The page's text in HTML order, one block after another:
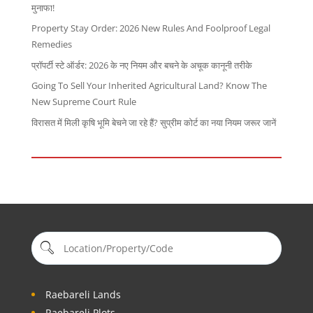
मुनाफा!
Property Stay Order: 2026 New Rules And Foolproof Legal
Remedies
प्रॉपर्टी स्टे ऑर्डर: 2026 के नए नियम और बचने के अचूक कानूनी तरीके
Going To Sell Your Inherited Agricultural Land? Know The
New Supreme Court Rule
विरासत में मिली कृषि भूमि बेचने जा रहे हैं? सुप्रीम कोर्ट का नया नियम जरूर जानें
Raebareli Lands